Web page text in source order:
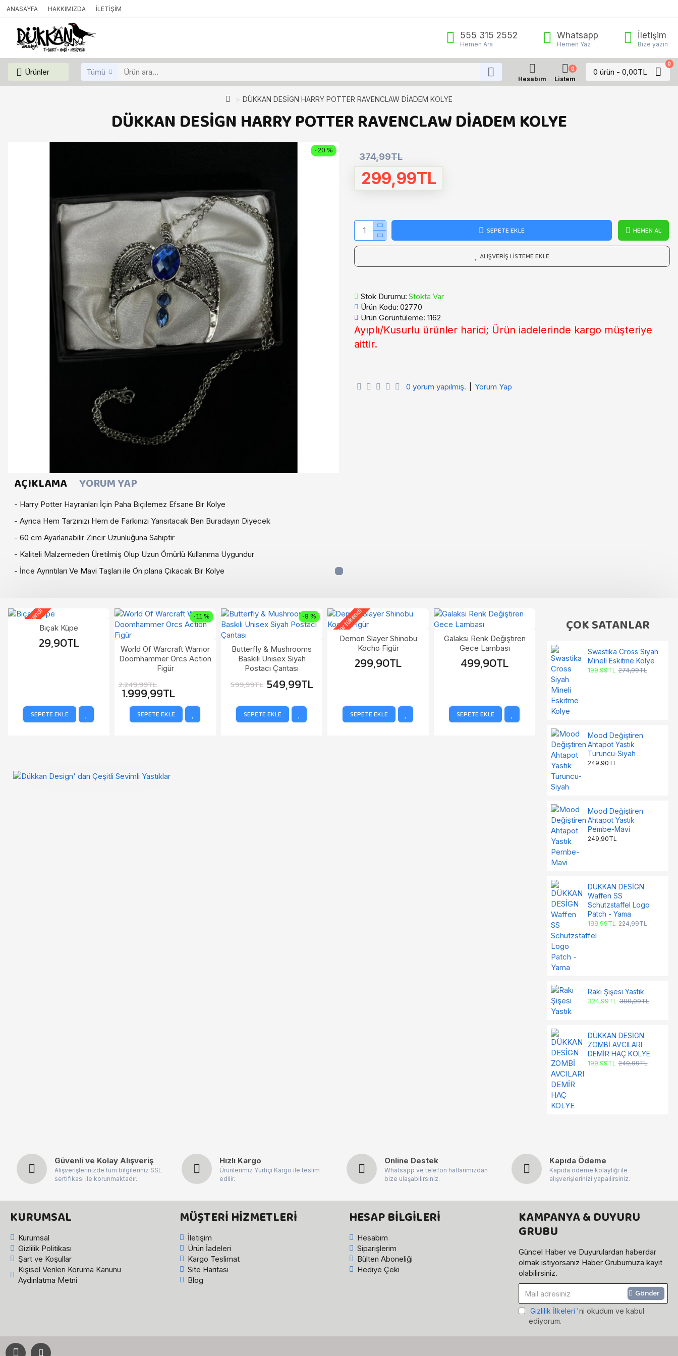
ANASAYFA HAKKIMIZDA İLETIŞIM
555 315 2552
Hemen Ara
Whatsapp
Hemen Yaz
İletişim
Bize yazın
Ürünler Tümü
Hesabım Listem
0 0 ürün - 0,00TL
0
DÜKKAN DESİGN HARRY POTTER RAVENCLAW DİADEM KOLYE
DÜKKAN DESİGN HARRY POTTER RAVENCLAW DİADEM KOLYE
-20 %
Stok Durumu: Stokta Var
Ürün Kodu: 02770
Ürün Görüntüleme: 1162
Ayıplı/Kusurlu ürünler harici; Ürün iadelerinde kargo müşteriye
aittir.
0 yorum yapılmış. Yorum Yap
299,99TL
374,99TL
SEPETE EKLE HEMEN AL
ALIŞVERIŞ LISTEME EKLE
AÇIKLAMA YORUM YAP
- Harry Potter Hayranları İçin Paha Biçilemez Efsane Bir Kolye
- Ayrıca Hem Tarzınızı Hem de Farkınızı Yansıtacak Ben Buradayın Diyecek
- 60 cm Ayarlanabilir Zincir Uzunluğuna Sahiptir
- Kaliteli Malzemeden Üretilmiş Olup Uzun Ömürlü Kullanıma Uygundur
- İnce Ayrıntıları Ve Mavi Taşları ile Ön plana Çıkacak Bir Kolye
Stoklar tükendiBıçak Küpe
29,90TL
SEPETE EKLE
-11 %
World Of Warcraft Warrior
Doomhammer Orcs Action
Figür
1.999,99TL
2.249,99TL
SEPETE EKLE
-8 %
Butterfly & Mushrooms
Baskılı Unisex Siyah
Postacı Çantası
549,99TL
599,99TL
SEPETE EKLE
Stoklar tükendi
Demon Slayer Shinobu
Kocho Figür
299,90TL
SEPETE EKLE
Galaksi Renk Değiştiren
Gece Lambası
499,90TL
SEPETE EKLE
Stoklar tükendi
Figür
299,99TL
499,99TL
SEPETE EKLE
ÇOK SATANLAR
Swastika Cross Siyah
Mineli Eskitme Kolye
199,99TL 274,99TL
Mood Değiştiren
Ahtapot Yastık
Turuncu-Siyah
249,90TL
Mood Değiştiren
Ahtapot Yastık
Pembe-Mavi
249,90TL
DÜKKAN DESİGN
Waffen SS
Schutzstaffel Logo
Patch - Yama
199,99TL 224,99TL
Rakı Şişesi Yastık
324,99TL 399,99TL
DÜKKAN DESİGN
ZOMBİ AVCILARI
DEMİR HAÇ KOLYE
199,99TL 249,99TL
Güvenli ve Kolay Alışveriş
Alışverişlerinizde tüm bilgileriniz SSL
sertifikası ile korunmaktadır.
Hızlı Kargo
Ürünlerimiz Yurtiçi Kargo ile teslim
edilir.
Online Destek
Whatsapp ve telefon hatlarımızdan
bize ulaşabilirsiniz.
Kapıda Ödeme
Kapıda ödeme kolaylığı ile
alışverişlerinizi yapailirsiniz.
KURUMSAL
Kurumsal
Gizlilik Politikası
Şart ve Koşullar
Kişisel Verileri Koruma Kanunu
Aydınlatma Metni
MÜŞTERI HIZMETLERI
İletişim
Ürün İadeleri
Kargo Teslimat
Site Haritası
Blog
HESAP BILGILERI
Hesabım
Siparişlerim
Bülten Aboneliği
Hediye Çeki
KAMPANYA & DUYURU
GRUBU
Güncel Haber ve Duyurulardan haberdar
olmak istiyorsanız Haber Grubumuza kayıt
olabilirsiniz.
Gönder
Gizlilik İlkeleri 'ni okudum ve kabul
ediyorum.